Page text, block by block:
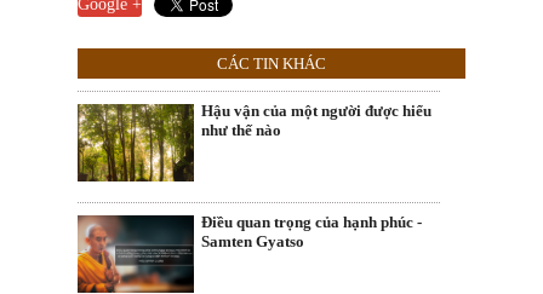
Google +
CÁC TIN KHÁC
Hậu vận của một người được hiểu
như thế nào
Điều quan trọng của hạnh phúc -
Samten Gyatso